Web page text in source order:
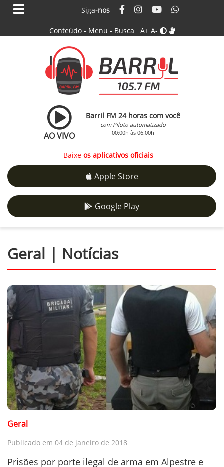
Siga-nos
Conteúdo - Menu - Busca A+ A-
AO VIVO
Barril FM 24 horas com você
com Piloto automatizado
00:00h às 06:00h
Baixe os aplicativos oficiais
Apple Store
Google Play
Geral | Notícias
Geral
Publicado em 04 de janeiro de 2018
Prisões por porte ilegal de arma em Alpestre e